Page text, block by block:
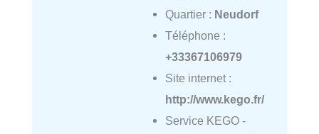
Quartier : Neudorf
Téléphone :
+33367106979
Site internet :
http://www.kego.fr/
Service KEGO -